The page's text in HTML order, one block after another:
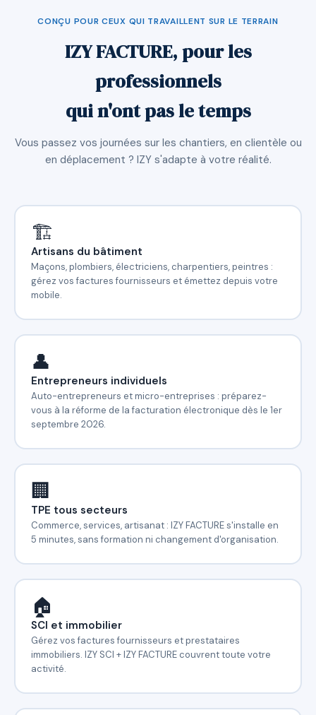
CONÇU POUR CEUX QUI TRAVAILLENT SUR LE TERRAIN
IZY FACTURE, pour les
professionnels
qui n'ont pas le temps
Vous passez vos journées sur les chantiers, en clientèle ou
en déplacement ? IZY s'adapte à votre réalité.
🏗️
Artisans du bâtiment
Maçons, plombiers, électriciens, charpentiers, peintres :
gérez vos factures fournisseurs et émettez depuis votre
mobile.
👤
Entrepreneurs individuels
Auto-entrepreneurs et micro-entreprises : préparez-
vous à la réforme de la facturation électronique dès le 1er
septembre 2026.
🏢
TPE tous secteurs
Commerce, services, artisanat : IZY FACTURE s'installe en
5 minutes, sans formation ni changement d'organisation.
🏠
SCI et immobilier
Gérez vos factures fournisseurs et prestataires
immobiliers. IZY SCI + IZY FACTURE couvrent toute votre
activité.